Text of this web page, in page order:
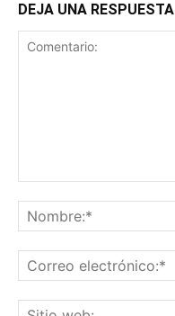
DEJA UNA RESPUESTA